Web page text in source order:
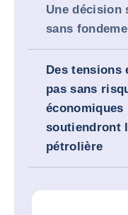
Une
sans
Des tensions
pas sans
soutiendront
pétrolière